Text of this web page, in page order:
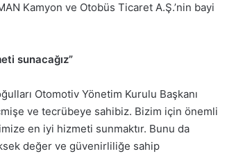
Kamyon ve Otobüs Ticaret A.Ş.’nin bayi
sunacağız”
Otomotiv Yönetim Kurulu Başkanı
ve tecrübeye sahibiz. Bizim için önemli
en iyi hizmeti sunmaktır. Bunu da
değer ve güvenirliliğe sahip